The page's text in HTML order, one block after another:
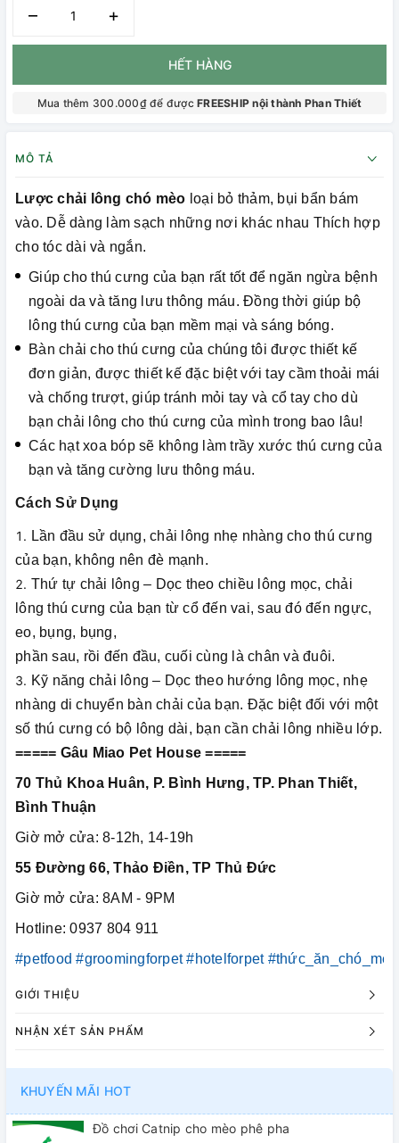
– +
HẾT HÀNG
Mua thêm 300.000₫ để đượcFREESHIP nội thành Phan Thiết
MÔ TẢ
Lược chải lông chó mèo loại bỏ thảm, bụi bẩn bám
vào. Dễ dàng làm sạch những nơi khác nhau Thích hợp
cho tóc dài và ngắn.
Giúp cho thú cưng của bạn rất tốt để ngăn ngừa bệnh
ngoài da và tăng lưu thông máu. Đồng thời giúp bộ
lông thú cưng của bạn mềm mại và sáng bóng.
Bàn chải cho thú cưng của chúng tôi được thiết kế
đơn giản, được thiết kế đặc biệt với tay cầm thoải mái
và chống trượt, giúp tránh mỏi tay và cổ tay cho dù
bạn chải lông cho thú cưng của mình trong bao lâu!
Các hạt xoa bóp sẽ không làm trầy xước thú cưng của
bạn và tăng cường lưu thông máu.
Cách Sử Dụng
Lần đầu sử dụng, chải lông nhẹ nhàng cho thú cưng
của bạn, không nên đè mạnh.
Thứ tự chải lông – Dọc theo chiều lông mọc, chải
lông thú cưng của bạn từ cổ đến vai, sau đó đến ngực,
eo, bụng, bụng,
phần sau, rồi đến đầu, cuối cùng là chân và đuôi.
Kỹ năng chải lông – Dọc theo hướng lông mọc, nhẹ
nhàng di chuyển bàn chải của bạn. Đặc biệt đối với một
số thú cưng có bộ lông dài, bạn cần chải lông nhiều lớp.
===== Gâu Miao Pet House =====
70 Thủ Khoa Huân, P. Bình Hưng, TP. Phan Thiết,
Bình Thuận
Giờ mở cửa: 8-12h, 14-19h
55 Đường 66, Thảo Điền, TP Thủ Đức
Giờ mở cửa: 8AM - 9PM
Hotline: 0937 804 911
#petfood #groomingforpet #hotelforpet #thức_ăn_chó_mèo
GIỚI THIỆU
NHẬN XÉT SẢN PHẨM
KHUYẾN MÃI HOT
Đồ chơi Catnip cho mèo phê pha